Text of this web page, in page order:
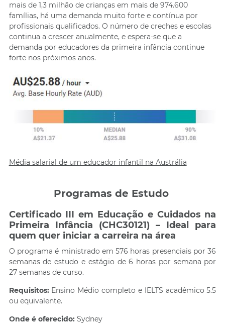
mais de 1,3 milhão de crianças em mais de 974.600
famílias, há uma demanda muito forte e contínua por
profissionais qualificados. O número de creches e escolas
continua a crescer anualmente, e espera-se que a
demanda por educadores da primeira infância continue
forte nos próximos anos.
Média salarial de um educador infantil na Austrália
Programas de Estudo
Certificado III em Educação e Cuidados na
Primeira Infância (CHC30121) – Ideal para
quem quer iniciar a carreira na área
O programa é ministrado em 576 horas presenciais por 36
semanas de estudo e estágio de 6 horas por semana por
27 semanas de curso.
Requisitos:Ensino Médio completo e IELTS acadêmico 5.5
ou equivalente.
Onde é oferecido:Sydney